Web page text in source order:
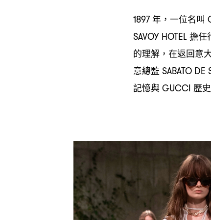
1897年 ， 一位名叫
SAVOY HOTEL擔任
的理解 ， 在返回意
意總監 SABATO DE
記憶與GUCCI 歷